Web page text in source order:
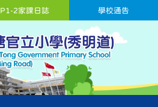
學校通告
P1-2家課日誌